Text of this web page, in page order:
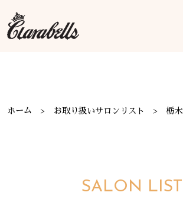
ホーム お取り扱いサロンリスト 栃木
SALON LIST